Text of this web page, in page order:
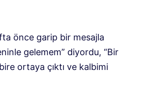
önce garip bir mesajla
gelemem” diyordu, “Bir
ortaya çıktı ve kalbimi